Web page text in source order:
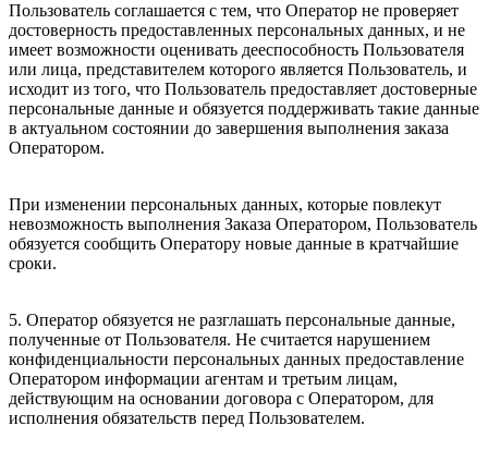
Пользователь соглашается с тем, что Оператор не проверяет
достоверность предоставленных персональных данных, и не
имеет возможности оценивать дееспособность Пользователя
или лица, представителем которого является Пользователь, и
исходит из того, что Пользователь предоставляет достоверные
персональные данные и обязуется поддерживать такие данные
в актуальном состоянии до завершения выполнения заказа
Оператором.
При изменении персональных данных, которые повлекут
невозможность выполнения Заказа Оператором, Пользователь
обязуется сообщить Оператору новые данные в кратчайшие
сроки.
5. Оператор обязуется не разглашать персональные данные,
полученные от Пользователя. Не считается нарушением
конфиденциальности персональных данных предоставление
Оператором информации агентам и третьим лицам,
действующим на основании договора с Оператором, для
исполнения обязательств перед Пользователем.